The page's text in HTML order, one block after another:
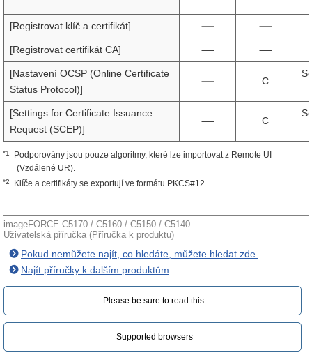
[Registrovat klíč a certifikát]
[Registrovat certifikát CA]
[Nastavení OCSP (Online Certificate
Status Protocol)]
C
[Settings for Certificate Issuance
Request (SCEP)]
C
*1
Podporovány jsou pouze algoritmy, které lze importovat z Remote UI
(Vzdálené UR).
*2 Klíče a certifikáty se exportují ve formátu PKCS#12.
imageFORCE C5170 / C5160 / C5150 / C5140
Uživatelská příručka (Příručka k produktu)
Pokud nemůžete najít, co hledáte, můžete hledat zde.
Najít příručky k dalším produktům
Please be sure to read this.‎
Supported browsers